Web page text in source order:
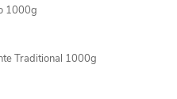
1000g
Traditional 1000g